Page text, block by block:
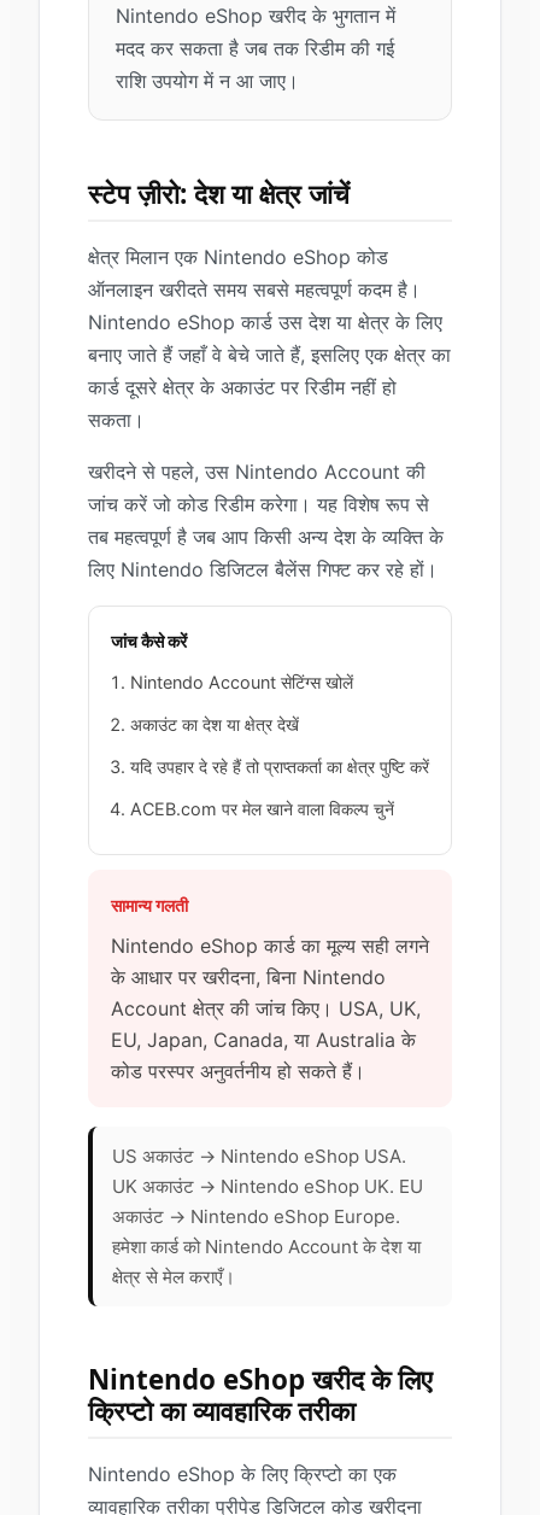
Nintendo eShop खरीद के भुगतान में
मदद कर सकता है जब तक रिडीम की गई
राशि उपयोग में न आ जाए।
स्टेप ज़ीरो: देश या क्षेत्र जांचें
क्षेत्र मिलान एक Nintendo eShop कोड
ऑनलाइन खरीदते समय सबसे महत्वपूर्ण कदम है।
Nintendo eShop कार्ड उस देश या क्षेत्र के लिए
बनाए जाते हैं जहाँ वे बेचे जाते हैं, इसलिए एक क्षेत्र का
कार्ड दूसरे क्षेत्र के अकाउंट पर रिडीम नहीं हो
सकता।
खरीदने से पहले, उस Nintendo Account की
जांच करें जो कोड रिडीम करेगा। यह विशेष रूप से
तब महत्वपूर्ण है जब आप किसी अन्य देश के व्यक्ति के
लिए Nintendo डिजिटल बैलेंस गिफ्ट कर रहे हों।
जांच कैसे करें
Nintendo Account सेटिंग्स खोलें
अकाउंट का देश या क्षेत्र देखें
यदि उपहार दे रहे हैं तो प्राप्तकर्ता का क्षेत्र पुष्टि करें
ACEB.com पर मेल खाने वाला विकल्प चुनें
सामान्य गलती
Nintendo eShop कार्ड का मूल्य सही लगने
के आधार पर खरीदना, बिना Nintendo
Account क्षेत्र की जांच किए। USA, UK,
EU, Japan, Canada, या Australia के
कोड परस्पर अनुवर्तनीय हो सकते हैं।
US अकाउंट → Nintendo eShop USA.
UK अकाउंट → Nintendo eShop UK. EU
अकाउंट → Nintendo eShop Europe.
हमेशा कार्ड को Nintendo Account के देश या
क्षेत्र से मेल कराएँ।
Nintendo eShop खरीद के लिए
क्रिप्टो का व्यावहारिक तरीका
Nintendo eShop के लिए क्रिप्टो का एक
व्यावहारिक तरीका प्रीपेड डिजिटल कोड खरीदना